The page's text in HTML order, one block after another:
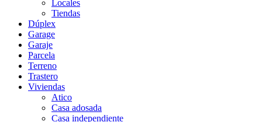
Locales
Tiendas
Dúplex
Garage
Garaje
Parcela
Terreno
Trastero
Viviendas
Atico
Casa adosada
Casa independiente